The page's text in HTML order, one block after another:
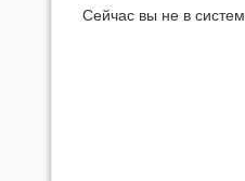
Сейчас вы не в